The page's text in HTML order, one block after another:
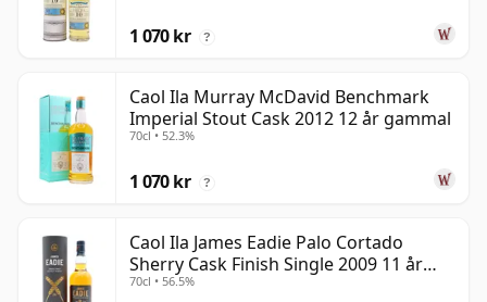
1 070 kr ?
Caol Ila Murray McDavid Benchmark
Imperial Stout Cask 2012 12 år gammal
70cl • 52.3%
1 070 kr ?
Caol Ila James Eadie Palo Cortado
Sherry Cask Finish Single 2009 11 år
gammal
70cl • 56.5%